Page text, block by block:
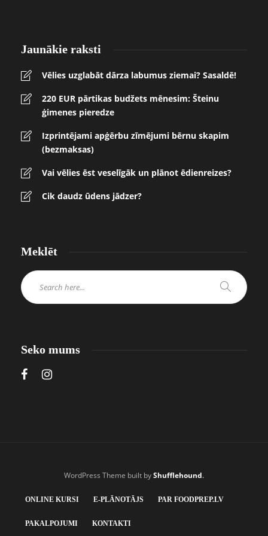
Jaunākie raksti
Vēlies uzglabāt dārza labumus ziemai? Sasaldē!
220 EUR pārtikas budžets mēnesim: Šteinu
ģimenes pieredze
Izprintējami apģērbu zīmējumi bērnu skapim
(bezmaksas)
Vai vēlies ēst veselīgāk un plānot ēdienreizes?
Cik daudz ūdens jādzer?
Meklēt
Seko mums
WordPress Theme built byShufflehound.
ONLINE KURSI E-PLĀNOTĀJS PAR FOODPREP.LV
PAKALPOJUMI KONTAKTI